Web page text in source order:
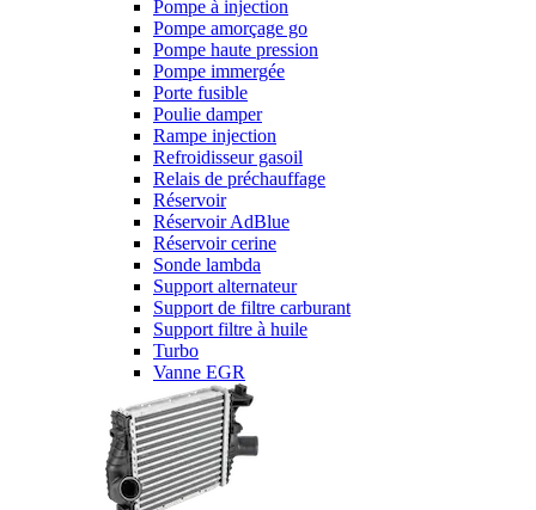
Pompe à injection
Pompe amorçage go
Pompe haute pression
Pompe immergée
Porte fusible
Poulie damper
Rampe injection
Refroidisseur gasoil
Relais de préchauffage
Réservoir
Réservoir AdBlue
Réservoir cerine
Sonde lambda
Support alternateur
Support de filtre carburant
Support filtre à huile
Turbo
Vanne EGR